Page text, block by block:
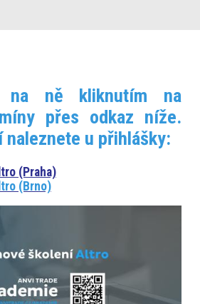
na ně kliknutím na
přes odkaz níže.
u přihlášky:
(Praha)
(Brno)